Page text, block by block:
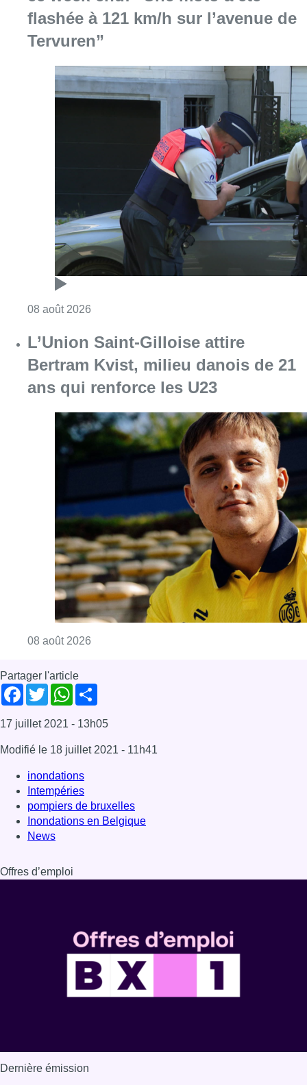
flashée à 121 km/h sur l’avenue de
Tervuren”
08 août 2026
L’Union Saint-Gilloise attire
Bertram Kvist, milieu danois de 21
ans qui renforce les U23
08 août 2026
Partager l'article
Facebook
TwitterWhatsApp
17 juillet 2021 - 13h05
Modifié le 18 juillet 2021 - 11h41
inondations
Intempéries
pompiers de bruxelles
Inondations en Belgique
News
Offres d’emploi
Dernière émission